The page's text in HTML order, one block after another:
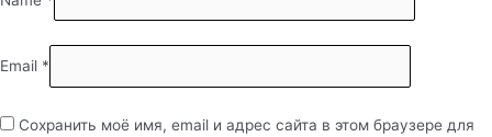
Email *
Сохранить моё имя, email и адрес сайта в этом браузере для